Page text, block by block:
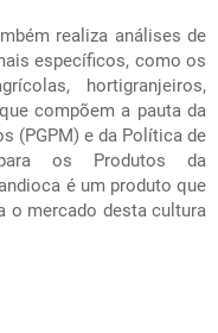
realiza análises de
específicos, como os
hortigranjeiros,
compõem a pauta da
(PGPM) e da Política de
os Produtos da
é um produto que
o mercado desta cultura